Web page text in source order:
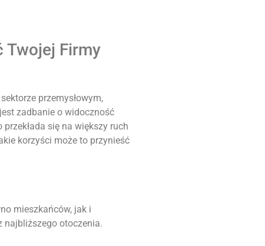
Twojej Firmy
przemysłowym,
zadbanie o widoczność
się na większy ruch
korzyści może to przynieść
mieszkańców, jak i
najbliższego otoczenia.